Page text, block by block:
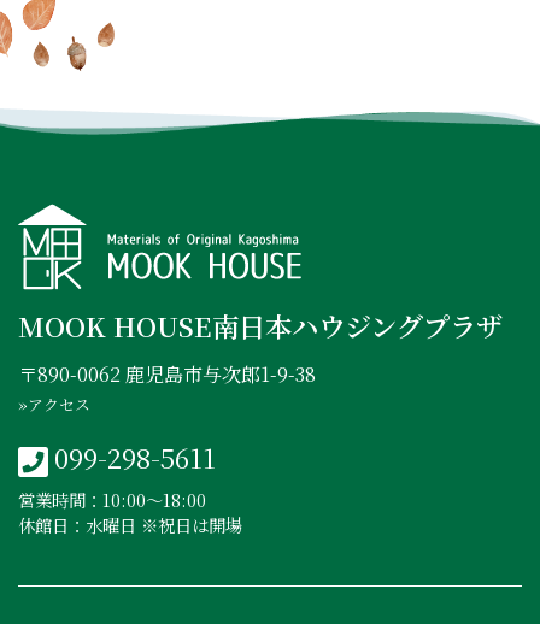
FACEBOOK
MOOK HOUSE南日本ハウジングプラザ
〒890-0062 鹿児島市与次郎1-9-38
»アクセス
099-298-5611
営業時間：10:00〜18:00
休館日：水曜日 ※祝日は開場